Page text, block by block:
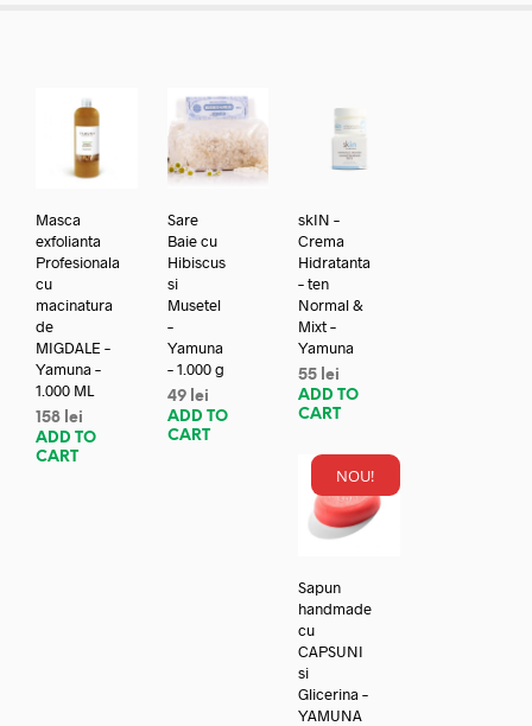
Masca
exfolianta
Profesionala
cu
macinatura
de
MIGDALE –
Yamuna –
1.000 ML
158 lei
ADD TO
CART
Sare
Baie cu
Hibiscus
si
Musetel
–
Yamuna
– 1.000 g
49 lei
ADD TO
CART
skIN –
Crema
Hidratanta
– ten
Normal &
Mixt –
Yamuna
55 lei
ADD TO
CART
NOU!
Sapun
handmade
cu
CAPSUNI
si
Glicerina –
YAMUNA